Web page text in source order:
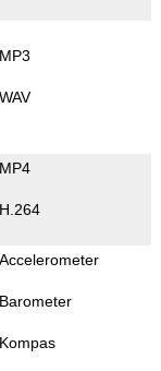
MP3
WAV
MP4
H.264
Accelerometer
Barometer
Kompas